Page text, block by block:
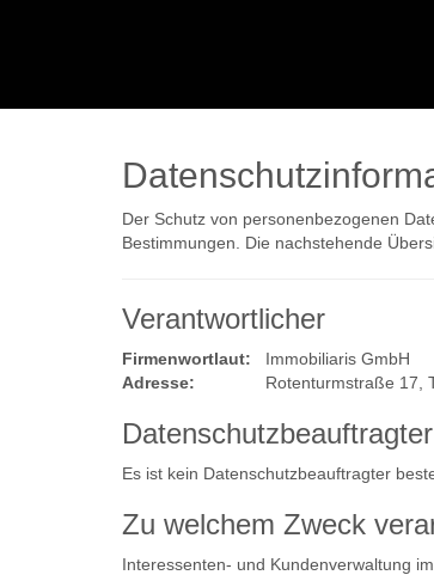
Der Schutz von personenbezogenen
Bestimmungen. Die nachstehende
Verantwortlicher
Firmenwortlaut:
Immobiliaris GmbH
Adresse:
Rotenturmstraße 17,
Datenschutzbeauftragter
Es ist kein Datenschutzbeauftragter
Zu welchem Zweck
Interessenten- und Kundenverwaltung